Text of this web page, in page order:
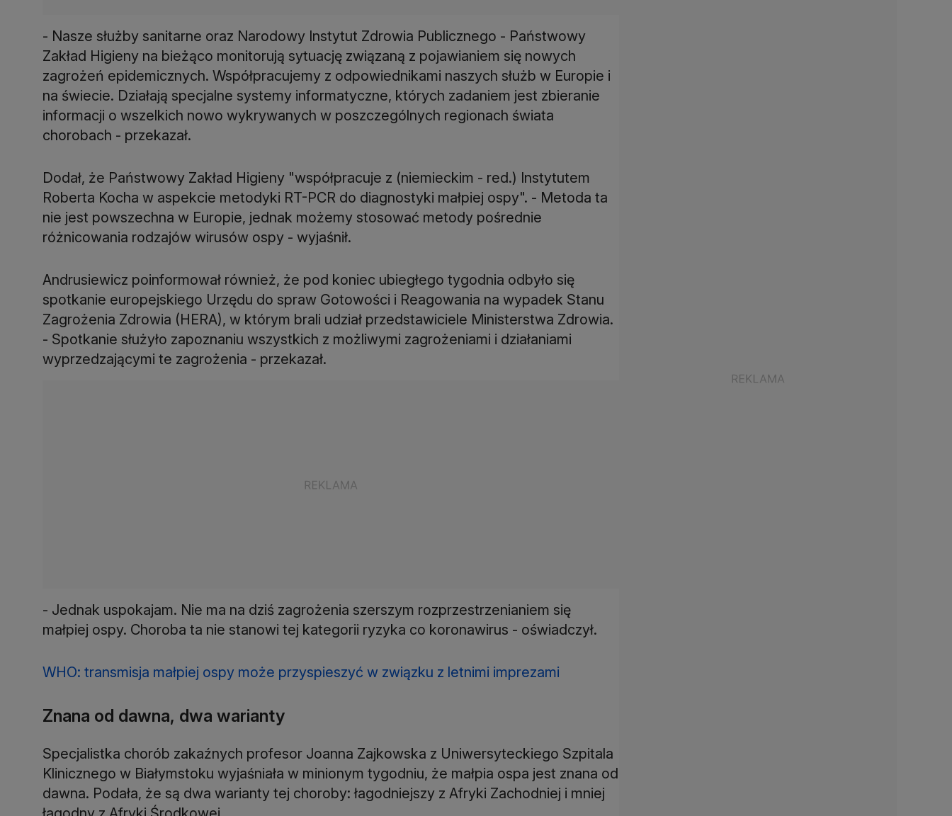
- Nasze służby sanitarne oraz Narodowy Instytut Zdrowia Publicznego - Państwowy
Zakład Higieny na bieżąco monitorują sytuację związaną z pojawianiem się nowych
zagrożeń epidemicznych. Współpracujemy z odpowiednikami naszych służb w Europie i
na świecie. Działają specjalne systemy informatyczne, których zadaniem jest zbieranie
informacji o wszelkich nowo wykrywanych w poszczególnych regionach świata
chorobach - przekazał.
Dodał, że Państwowy Zakład Higieny "współpracuje z (niemieckim - red.) Instytutem
Roberta Kocha w aspekcie metodyki RT-PCR do diagnostyki małpiej ospy". - Metoda ta
nie jest powszechna w Europie, jednak możemy stosować metody pośrednie
różnicowania rodzajów wirusów ospy - wyjaśnił.
Andrusiewicz poinformował również, że pod koniec ubiegłego tygodnia odbyło się
spotkanie europejskiego Urzędu do spraw Gotowości i Reagowania na wypadek Stanu
Zagrożenia Zdrowia (HERA), w którym brali udział przedstawiciele Ministerstwa Zdrowia.
- Spotkanie służyło zapoznaniu wszystkich z możliwymi zagrożeniami i działaniami
wyprzedzającymi te zagrożenia - przekazał.
- Jednak uspokajam. Nie ma na dziś zagrożenia szerszym rozprzestrzenianiem się
małpiej ospy. Choroba ta nie stanowi tej kategorii ryzyka co koronawirus - oświadczył.
WHO: transmisja małpiej ospy może przyspieszyć w związku z letnimi imprezami
Znana od dawna, dwa warianty
Specjalistka chorób zakaźnych profesor Joanna Zajkowska z Uniwersyteckiego Szpitala
Klinicznego w Białymstoku wyjaśniała w minionym tygodniu, że małpia ospa jest znana od
dawna. Podała, że są dwa warianty tej choroby: łagodniejszy z Afryki Zachodniej i mniej